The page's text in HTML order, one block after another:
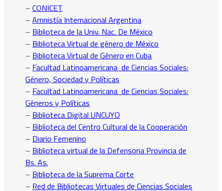
–CONICET
–Amnistía Internacional Argentina
– Biblioteca de la Univ. Nac. De México
– Biblioteca Virtual de género de México
– Biblioteca Virtual de Género en Cuba
– Facultad Latinoamericana de Ciencias Sociales:
Género, Sociedad y Políticas
– Facultad Latinoamericana de Ciencias Sociales:
Géneros y Políticas
– Biblioteca Digital UNCUYO
– Biblioteca del Centro Cultural de la Cooperación
– Diario Femenino
– Biblioteca virtual de la Defensoria Provincia de
Bs. As.
– Biblioteca de la Suprema Corte
– Red de Bibliotecas Virtuales de Ciencias Sociales